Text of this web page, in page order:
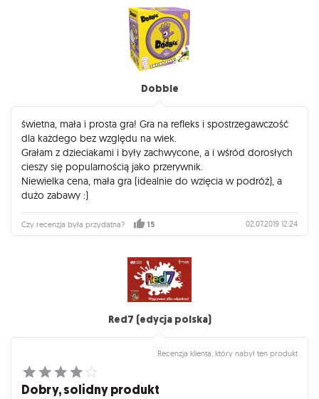
Dobble
świetna, mała i prosta gra! Gra na refleks i spostrzegawczość
dla każdego bez względu na wiek.
Grałam z dzieciakami i były zachwycone, a i wśród dorosłych
cieszy się popularnością jako przerywnik.
Niewielka cena, mała gra (idealnie do wzięcia w podróż), a
dużo zabawy :)
Czy recenzja była przydatna? 15 02.07.2019 12:24
Red7 (edycja polska)
Recenzja klienta, który nabył ten produkt
Dobry, solidny produkt